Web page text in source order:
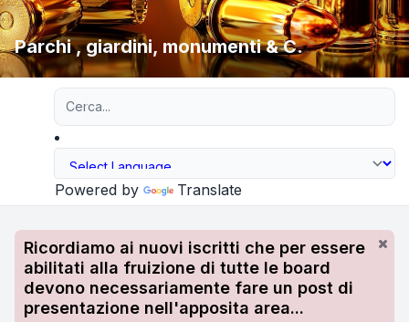
Parchi , giardini, monumenti & C.
Powered by Translate
Ricordiamo ai nuovi iscritti che per essere
abilitati alla fruizione di tutte le board
devono necessariamente fare un post di
presentazione nell'apposita area...